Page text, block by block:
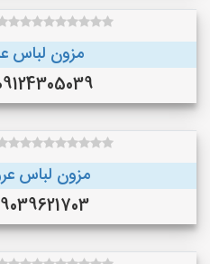
مزون لباس
09124305039
مزون لباس
09039621703